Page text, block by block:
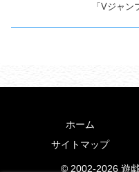
「Vジャ
ホーム
サイトマップ
© 2002-2026 遊